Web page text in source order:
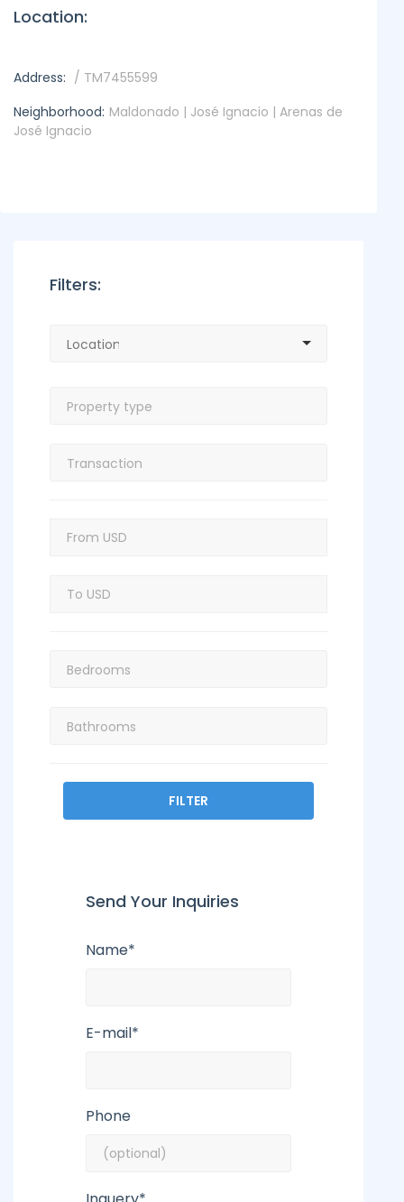
Location:
Address: / TM7455599
Neighborhood: Maldonado | José Ignacio | Arenas de
José Ignacio
Filters:
FILTER
Send Your Inquiries
Name*
E-mail*
Phone